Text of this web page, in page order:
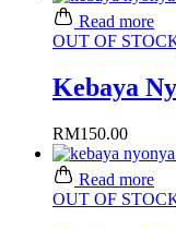
Read more
OUT OF
Kebaya
RM150.00
Read more
OUT OF